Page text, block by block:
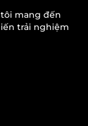
mang đến
trải nghiệm